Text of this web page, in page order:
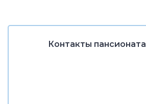
Контакты пансионата